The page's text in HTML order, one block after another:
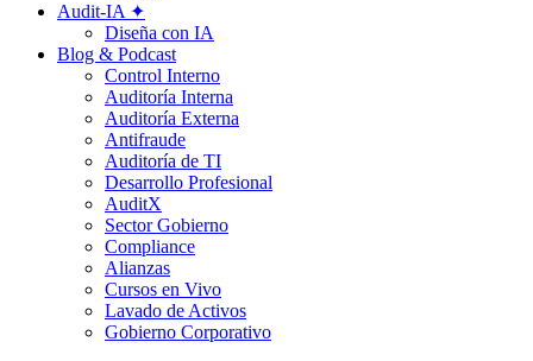
Audit-IA ✦
Diseña con IA
Blog & Podcast
Control Interno
Auditoría Interna
Auditoría Externa
Antifraude
Auditoría de TI
Desarrollo Profesional
AuditX
Sector Gobierno
Compliance
Alianzas
Cursos en Vivo
Lavado de Activos
Gobierno Corporativo